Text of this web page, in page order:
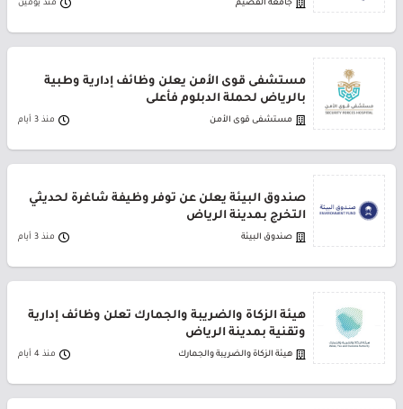
جامعة القصيم منذ يومين
مستشفى قوى الأمن يعلن وظائف إدارية وطبية
بالرياض لحملة الدبلوم فأعلى
مستشفى قوى الأمن منذ 3 أيام
صندوق البيئة يعلن عن توفر وظيفة شاغرة لحديثي
التخرج بمدينة الرياض
صندوق البيئة منذ 3 أيام
هيئة الزكاة والضريبة والجمارك تعلن وظائف إدارية
وتقنية بمدينة الرياض
هيئة الزكاة والضريبة والجمارك منذ 4 أيام